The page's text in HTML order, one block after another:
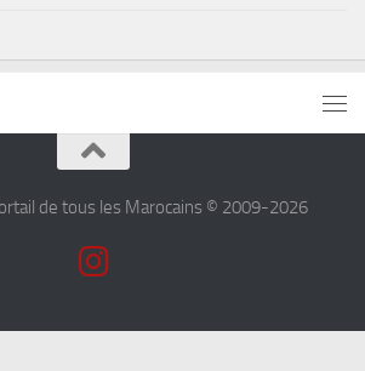
de tous les Marocains © 2009-2026